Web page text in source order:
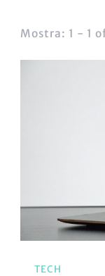
Mostra: 1 - 1
TECH